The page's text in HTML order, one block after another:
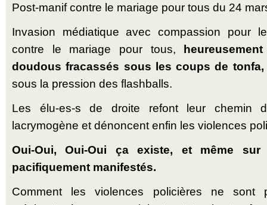
Post-manif contre le mariage pour tous du 24
Invasion médiatique avec compassion pour
contre le mariage pour tous,
doudous fracassés sous les coups de tonfa,
sous la pression des flashballs.
Les élu-es-s de droite refont leur chemin
lacrymogène et dénoncent enfin les violences
Oui-Oui, Oui-Oui ça existe, et même
pacifiquement manifestés.
Comment les violences policières ne sont